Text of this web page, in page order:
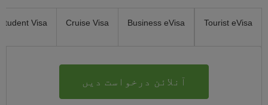
Tourist eVisa
Business eVisa
Cruise Visa
Student Visa
آنلائن درخواست دیں